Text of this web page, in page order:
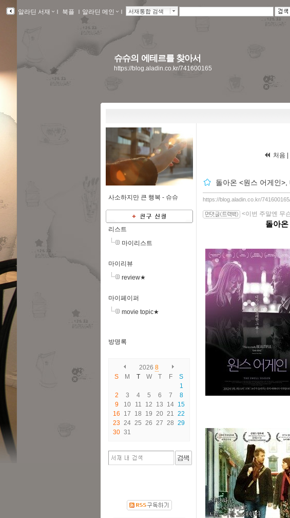
알라딘 서재 ｌ 북플 ｌ 알라딘 메인 ｌ 서재통합 검색
슈슈의 에테르를 찾아서
https://blog.aladin.co.kr/741600165
사소하지만 큰 행복 - 슈슈
리스트
마이리스트
마이리뷰
review★
마이페이퍼
movie topic★
방명록
2026 8
S
M T W T F
S
1
2
3 4 5 6 7
8
9
10 11 12 13 14 15
16
17 18 19 20 21
22
23 24 25 26 27 28 29
30 31
처음 |
돌아온 <원스 어게인
https://blog.aladin.co.kr/
<이번 주말엔 무
돌아